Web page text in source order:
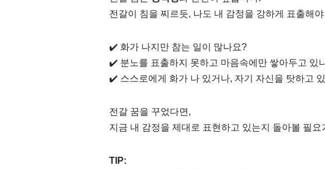
전갈이 침을 찌르듯, 나도 내 감정을 강하게 표출해
✔️ 화가 나지만 참는 일이 많나요?
✔️ 분노를 표출하지 못하고 마음속에만 쌓아두고 있
✔️ 스스로에게 화가 나 있거나, 자기 자신을 탓하고
전갈 꿈을 꾸었다면,
지금 내 감정을 제대로 표현하고 있는지 돌아볼 필요
TIP: